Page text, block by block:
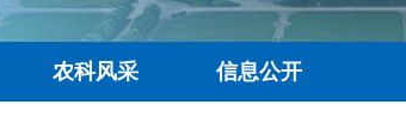
农科风采 信息公开